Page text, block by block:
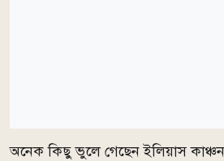
অনেক কিছু ভুলে গেছেন ইলিয়াস কাঞ্চন